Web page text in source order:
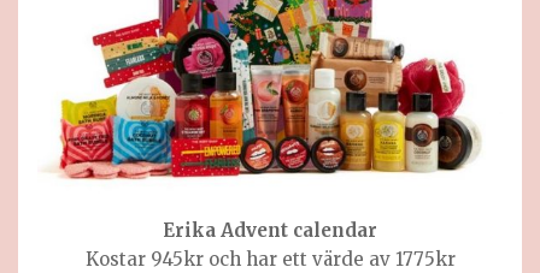
Erika Advent calendar
Kostar 945kr och har ett värde av 1775kr